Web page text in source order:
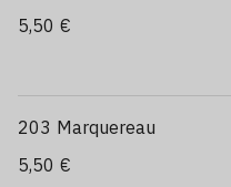
5,50 €
203 Marquereau
5,50 €